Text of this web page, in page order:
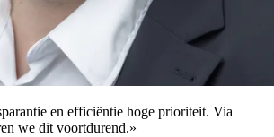
en efficiëntie hoge prioriteit. Via
we dit voortdurend.»